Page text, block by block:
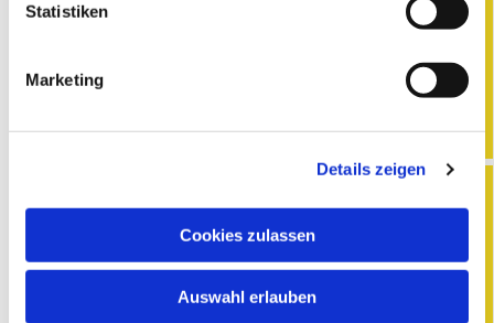
Statistiken
Marketing
Details zeigen
Cookies zulassen
Auswahl erlauben